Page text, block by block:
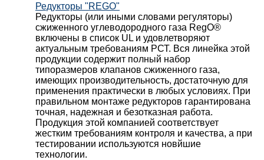
Редукторы "REGO"
Редукторы (или иными словами регуляторы)
сжиженного углеводородного газа RegO®
включены в список UL и удовлетворяют
актуальным требованиям РСТ. Вся линейка этой
продукции содержит полный набор
типоразмеров клапанов сжиженного газа,
имеющих производительность, достаточную для
применения практически в любых условиях. При
правильном монтаже редукторов гарантирована
точная, надежная и безотказная работа.
Продукция этой компанией соответствует
жестким требованиям контроля и качества, а при
тестировании используются новйшие
технологии.